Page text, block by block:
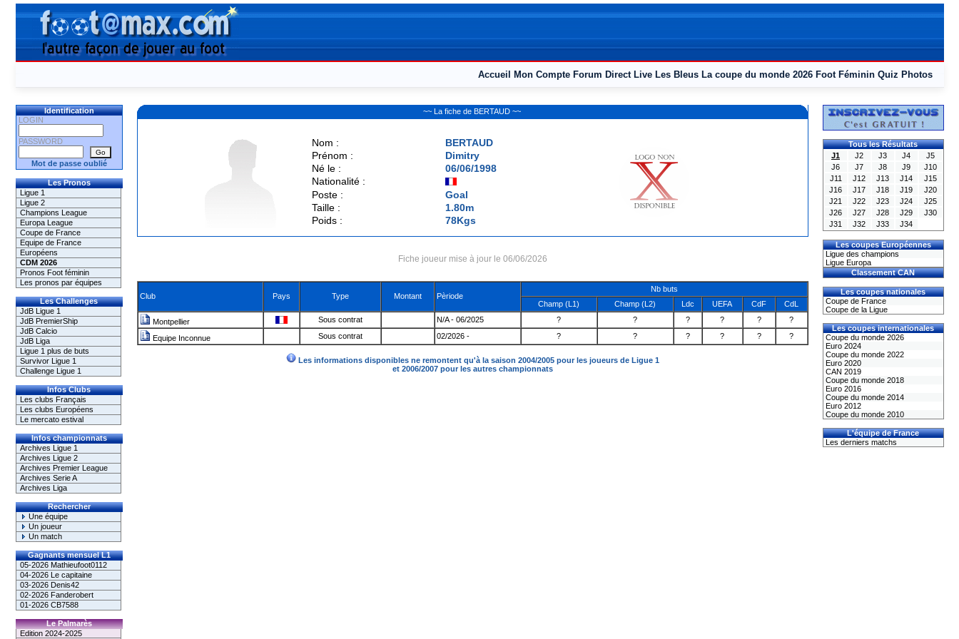
Accueil Mon Compte Forum Direct Live Les Bleus La coupe du monde 2026 Foot Féminin Quiz Photos
Identification
LOGIN
PASSWORD
Mot de passe oublié
Les Pronos
Ligue 1
Ligue 2
Champions League
Europa League
Coupe de France
Equipe de France
Européens
CDM 2026
Pronos Foot féminin
Les pronos par équipes
Les Challenges
JdB Ligue 1
JdB PremierShip
JdB Calcio
JdB Liga
Ligue 1 plus de buts
Survivor Ligue 1
Challenge Ligue 1
Infos Clubs
Les clubs Français
Les clubs Européens
Le mercato estival
Infos championnats
Archives Ligue 1
Archives Ligue 2
Archives Premier League
Archives Serie A
Archives Liga
Rechercher
Une équipe
Un joueur
Un match
Gagnants mensuel L1
05-2026 Mathieufoot0112
04-2026 Le capitaine
03-2026 Denis42
02-2026 Fanderobert
01-2026 CB7588
Le Palmarès
Edition 2024-2025
~~ La fiche de BERTAUD ~~
Nom :
BERTAUD
Prénom :
Dimitry
Né le :
06/06/1998
Nationalité :
Poste :
Goal
Taille :
1.80m
Poids :
78Kgs
Fiche joueur mise à jour le 06/06/2026
Club Pays Type Montant Pèriode
Nb buts
Champ (L1)
Champ (L2) Ldc UEFA CdF CdL
Montpellier Sous contrat N/A - 06/2025 ? ? ? ? ? ?
Equipe Inconnue Sous contrat 02/2026 - ? ? ? ? ? ?
Les informations disponibles ne remontent qu'à la saison 2004/2005 pour les joueurs de Ligue 1
et 2006/2007 pour les autres championnats
Tous les Résultats
J1
J2 J3 J4
J5
J6
J7 J8 J9
J10
J11
J12 J13 J14
J15
J16
J17 J18 J19
J20
J21
J22 J23 J24
J25
J26
J27 J28 J29
J30
J31
J32 J33 J34
Les coupes Européennes
Ligue des champions
Ligue Europa
Classement CAN
Les coupes nationales
Coupe de France
Coupe de la Ligue
Les coupes internationales
Coupe du monde 2026
Euro 2024
Coupe du monde 2022
Euro 2020
CAN 2019
Coupe du monde 2018
Euro 2016
Coupe du monde 2014
Euro 2012
Coupe du monde 2010
L'équipe de France
Les derniers matchs